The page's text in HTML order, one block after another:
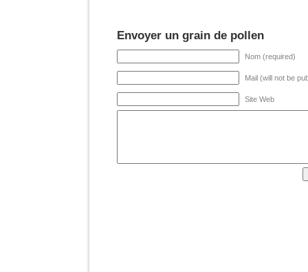
Envoyer un grain de pollen
Nom (required)
Mail (will not be
Site Web